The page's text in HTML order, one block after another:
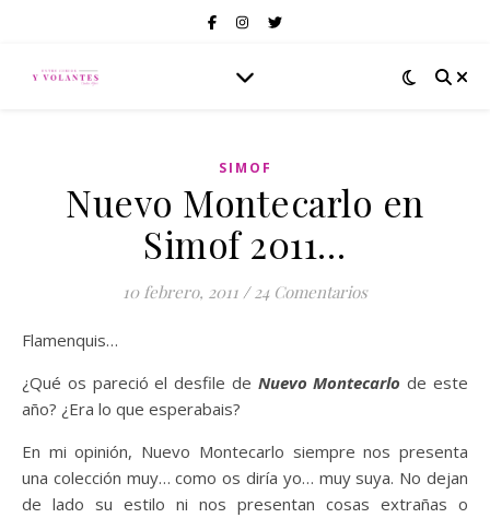
SIMOF
Nuevo Montecarlo en
Simof 2011…
10 febrero, 2011 / 24 Comentarios
Flamenquis…
¿Qué os pareció el desfile de Nuevo Montecarlo de este
año? ¿Era lo que esperabais?
En mi opinión, Nuevo Montecarlo siempre nos presenta
una colección muy… como os diría yo… muy suya. No dejan
de lado su estilo ni nos presentan cosas extrañas o